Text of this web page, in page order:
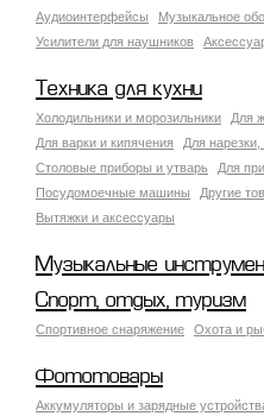
Аудиоинтерфейсы
Музыкальное
Усилители для наушников
Техника для кухни
Холодильники и морозильники
Для
Для варки и кипячения
Для
Столовые приборы и утварь
Для
Посудомоечные машины
Другие
Вытяжки и аксессуары
Музыкальные
Спорт, отдых, туризм
Спортивное снаряжение Охота и
Фототовары
Аккумуляторы и зарядные